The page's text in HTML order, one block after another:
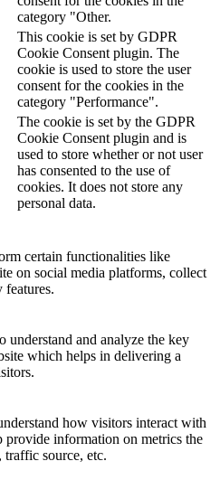
category "Other.
This cookie is set by GDPR
Cookie Consent plugin. The
cookie is used to store the user
consent for the cookies in the
category "Performance".
The cookie is set by the GDPR
Cookie Consent plugin and is
used to store whether or not user
has consented to the use of
cookies. It does not store any
personal data.
certain functionalities like
on social media platforms, collect
features.
understand and analyze the key
which helps in delivering a
how visitors interact with
provide information on metrics the
traffic source, etc.